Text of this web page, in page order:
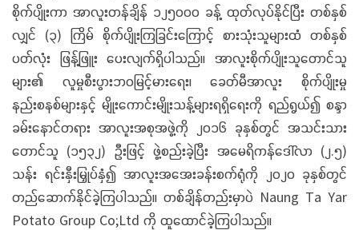
စိုက်ပျိုးကာ အာလူးတန်ချိန် ၁၂၅၀၀၀ ခန့် ထုတ်လုပ်နိုင်ပြီး တစ်နှစ်
လျှင် (၃) ကြိမ် စိုက်ပျိုးကြခြင်းကြောင့် စားသုံးသူများထံ တစ်နှစ်
ပတ်လုံး ဖြန့်ဖြူး ပေးလျက်ရှိပါသည်။ အာလူးစိုက်ပျိုးသူတောင်သူ
များ၏ လူမှုစီးပွားဘဝမြင့်မားရေး၊ ခေတ်မီအာလူး စိုက်ပျိုးမှု
နည်းစနစ်များနှင့် မျိုးကောင်းမျိုးသန့်များရရှိရေးကို ရည်ရွယ်၍ စန္ဒာ
ခမ်းနောင်တရား အာလူးအစုအဖွဲ့ကို ၂၀၁၆ ခုနှစ်တွင် အသင်းသား
တောင်သူ (၁၅၃၂) ဦးဖြင့် ဖွဲ့စည်းခဲ့ပြီး အမေရိကန်ဒေါ်လာ (၂.၅)
သန်း ရင်းနှီးမြှုပ်နှံ၍ အာလူးအအေးခန်းစက်ရုံကို ၂၀၂၀ ခုနှစ်တွင်
တည်ဆောက်နိုင်ခဲ့ကြပါသည်။ တစ်ချိန်တည်းမှာပဲ Naung Ta Yar
Potato Group Co;Ltd ကို ထူထောင်ခဲ့ကြပါသည်။